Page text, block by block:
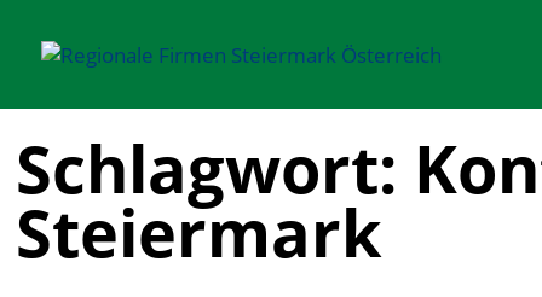
Schlagwort:
Steiermark